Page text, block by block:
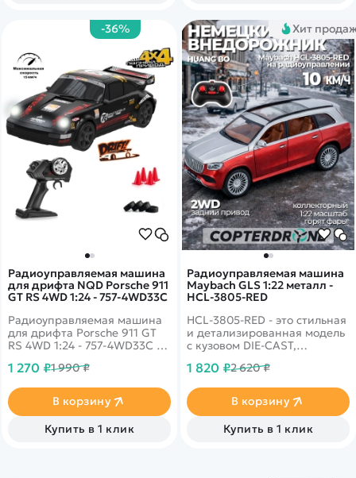
выбор между белым,
зеленым и серебристым
-36%
Радиоуправляемая машина
для дрифта NQD Porsche 911
GT RS 4WD 1:24 - 757-4WD33C
Радиоуправляемая машина
для дрифта Porsche 911 GT
RS 4WD 1:24 - 757-4WD33C -
предназначена для дрифта.
1 270 ₽1 990 ₽
В корзину
Купить в 1 клик
Хит
Радиоуправляемая машина
Maybach GLS 1:22 металл -
HCL-3805-RED
HCL-3805-RED - это стильная
и детализированная модель
с кузовом DIE-CAST,
фар и эффектным
подсветкой.
Открывающиеся двери,
капот и багажник делают
модель максимально
1 820 ₽2 620 ₽
В корзину
Купить в 1 клик